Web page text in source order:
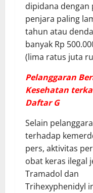
dipidana dengan
penjara paling
tahun atau
banyak Rp
(lima ratus juta
Pelanggaran
Kesehatan
Daftar G
​Selain
terhadap
pers, aktivitas
obat keras ilegal
Tramadol dan
Trihexyphenidyl